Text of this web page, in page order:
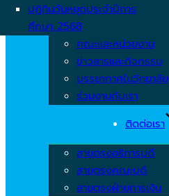
ปฏิทินวันหยุดประจำปีการ
ศึกษา 2568
คณะและหน่วยงาน
ข่าวสารและกิจกรรม
บรรยากาศในวิทยาลัย
ร่วมงานกับเรา
ติดต่อเรา
สายตรงอธิการบดี
สายตรงคณะบดี
สายตรงฝ่ายการเงิน